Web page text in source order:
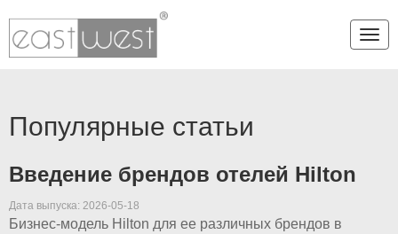
Популярные статьи
Введение брендов отелей Hilton
Дата выпуска: 2026-05-18
Бизнес-модель Hilton для ее различных брендов в